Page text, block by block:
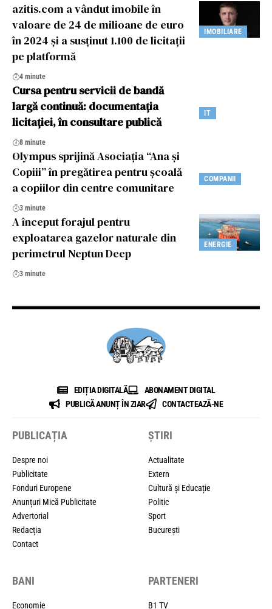
IMOBILIARE
azitis.com a vândut imobile în
valoare de 24 de milioane de euro
în 2024 și a susținut 1.100 de licitații
pe platformă
4 minute
IT
Cursa pentru servicii de bandă
largă continuă: documentația
licitației, în consultare publică
8 minute
COMPANII
Olympus sprijină Asociația “Ana și
Copiii” în pregătirea pentru școală
a copiilor din centre comunitare
3 minute
ENERGIE
A început forajul pentru
exploatarea gazelor naturale din
perimetrul Neptun Deep
3 minute
EDIȚIA DIGITALĂ
ABONAMENT DIGITAL
PUBLICĂ ANUNȚ ÎN ZIAR
CONTACTEAZĂ-NE
PUBLICAȚIA
Despre noi
Publicitate
Fonduri Europene
Anunțuri Mică Publicitate
Advertorial
Redacția
Contact
ȘTIRI
Actualitate
Extern
Cultură și Educație
Politic
Sport
București
BANI
Economie
PARTENERI
B1 TV